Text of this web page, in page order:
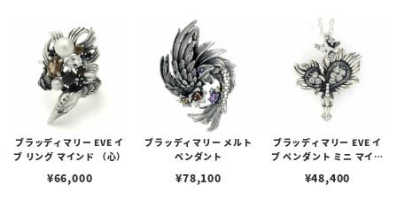
ブラッディマリー EVE イ
ブ リング マインド （心）
¥66,000
ブラッディマリー メルト
ペンダント
¥78,100
ブラッディマリー EVE イ
ブ ペンダント ミニ マイン
¥48,400